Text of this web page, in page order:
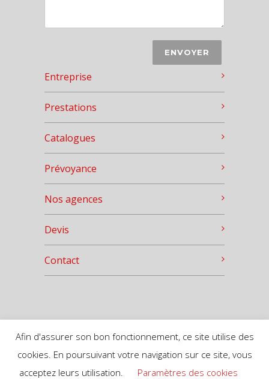
Entreprise
Prestations
Catalogues
Prévoyance
Nos agences
Devis
Contact
Afin d'assurer son bon fonctionnement, ce site utilise des
cookies. En poursuivant votre navigation sur ce site, vous
acceptez leurs utilisation.
Paramètres des cookies